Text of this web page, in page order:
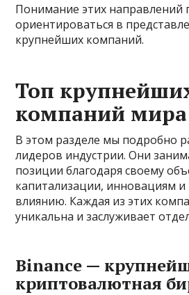
Понимание этих
ориентироваться в
крупнейших компаний.
Топ
компаний мира
В этом разделе мы подробно
лидеров индустрии. Они
позиции благодаря своему
капитализации, инновациям и
влиянию. Каждая из этих
уникальна и заслуживает
Binance —
криптовалютная